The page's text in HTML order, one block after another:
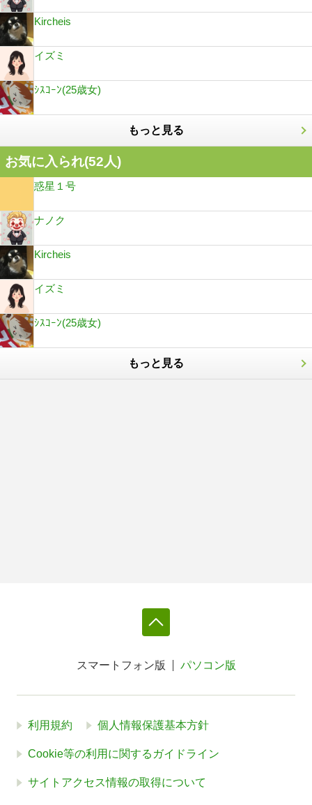
Kircheis
イズミ
ｼｽｺｰﾝ(25歳女)
もっと見る
お気に入られ(52人)
惑星１号
ナノク
Kircheis
イズミ
ｼｽｺｰﾝ(25歳女)
もっと見る
スマートフォン版 パソコン版
利用規約 個人情報保護基本方針
Cookie等の利用に関するガイドライン
サイトアクセス情報の取得について